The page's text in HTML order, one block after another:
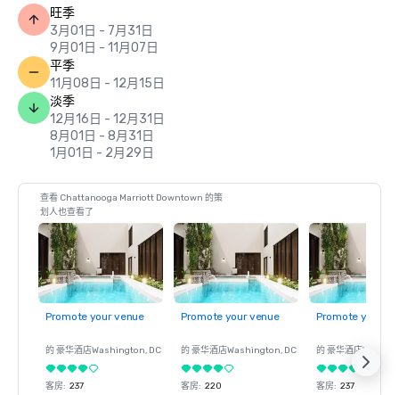
旺季
3月01日 - 7月31日
9月01日 - 11月07日
平季
11月08日 - 12月15日
淡季
12月16日 - 12月31日
8月01日 - 8月31日
1月01日 - 2月29日
查看 Chattanooga Marriott Downtown 的策
划人也查看了
Promote your venue
的 豪华酒店Washington, DC
客房: 237
Promote your venue
的 豪华酒店Washington, DC
客房: 220
Promote your
的 豪华酒店
客房: 237